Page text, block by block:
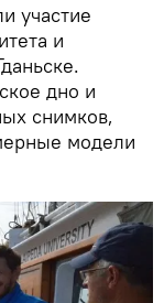
участие
и
дно и
снимков,
модели